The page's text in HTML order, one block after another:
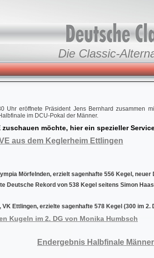
Die Classic-
Uhr eröffnete Präsident Jens Bernhard zusammen
im DCU-Pokal der Männer.
möchte, hier ein spezieller
aus dem Keglerheim Ettlingen
Mörfelnden, erzielt sagenhafte 556 Kegel,
Deutsche Rekord von 538 Kegel seitens Simon
VK Ettlingen, erzielte sagenhafte 578 Kegel (300 im 2.
Kugeln im 2. DG von Monika Humbsch
Endergebnis Halbfinale Männer